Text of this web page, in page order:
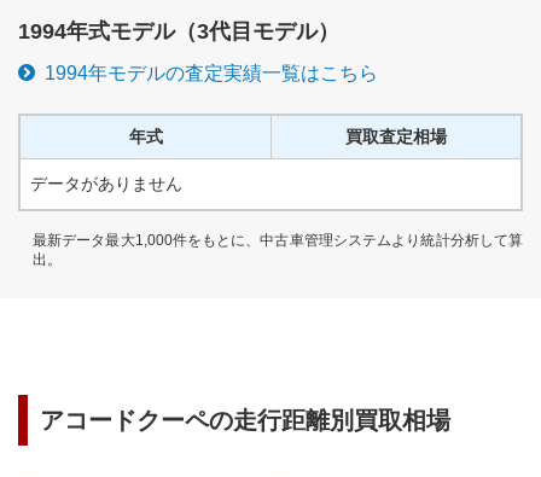
1994年式モデル（3代目 モデル）
1994年モデルの査定実績一覧はこちら
年式 買取査定相場
データがありません
最新データ最大1,000件をもとに、中古車管理システムより統計分析して算
出。
アコードクーペの走行距離別買取相場